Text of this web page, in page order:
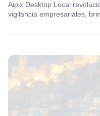
Aipix Desktop Local
vigilancia empresariales,